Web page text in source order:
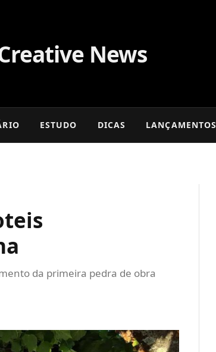
ESTUDO DICAS LANÇAMENTOS
da primeira pedra de obra